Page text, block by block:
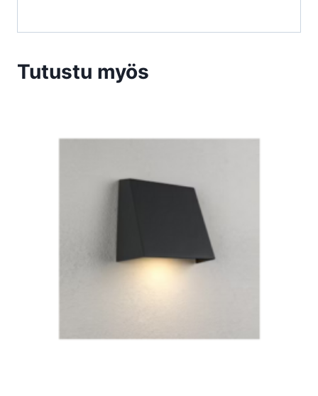
Tutustu myös